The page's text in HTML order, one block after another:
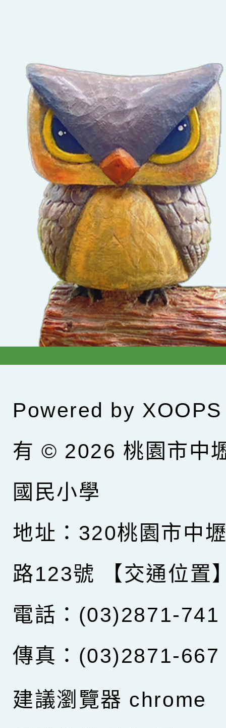
Powered by XOOPS
有 © 2026 桃園市中
國民小學
地址：320桃園市中
路123號
【交通位置
電話：(03)2871-741
傳真：(03)2871-667
建議瀏覽器 chrome